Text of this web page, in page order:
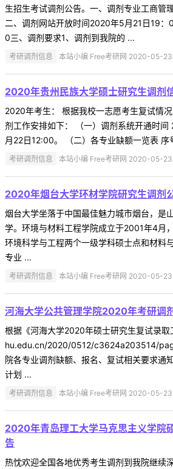
生招生考试调剂公告。一、调剂专业工商管
二、调剂网站开放时间2020年5月21日19
0三、调剂要求1、调剂到我院的 ...
考研调剂信息 本站小编 Free考研网 2020-05-23
2020年贵州民族大学硕士研究生调剂
2020年考生： 根据我校一志愿考生复试情
剂工作安排如下： （一）调剂系统开通时
月22日12:00。 （二）各专业缺额一览表 序
考研调剂信息 本站小编 Free考研网 2020-05-23
2020年烟台大学环材学院研究生调剂
烟台大学坐落于中国最佳魅力城市烟台，是
学。环境与材料工程学院成立于2001年4月
环境科学与工程两个一级学科硕士点和材料
专业 ...
考研调剂信息 本站小编 Free考研网 2020-05-23
河海大学公共管理学院2020年考研调
根据《河海大学2020年硕士研究生复试录
hu.edu.cn/2020/0512/c3624a203514/
院各专业调剂缺额、报名、复试相关要求通
计划 ...
考研调剂信息 本站小编 Free考研网 2020-05-23
2020年青岛理工大学马克思主义学院
告
热忱欢迎全国各地优秀考生调剂到我院继续